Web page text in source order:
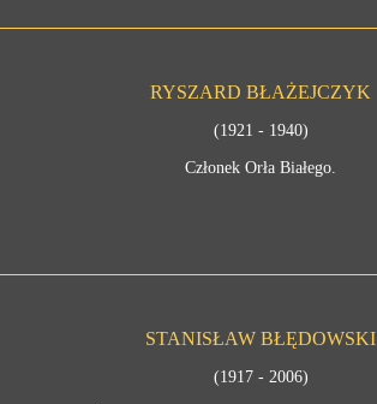
RYSZARD BŁAŻEJCZYK
(1921 - 1940)
Członek Orła Białego.
STANISŁAW BŁĘDOWSKI
(1917 - 2006)